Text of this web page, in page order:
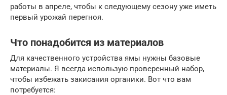
работы в апреле, чтобы к следующему сезону уже иметь
первый урожай перегноя.
Что понадобится из материалов
Для качественного устройства ямы нужны базовые
материалы. Я всегда использую проверенный набор,
чтобы избежать закисания органики. Вот что вам
потребуется: